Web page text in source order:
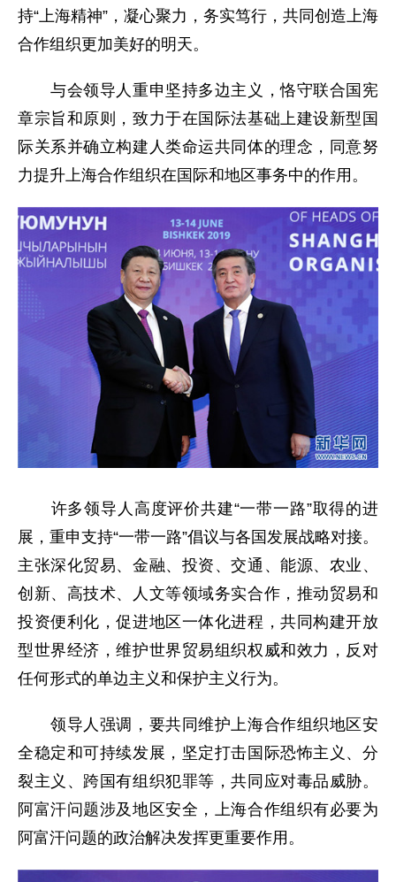
持“上海精神”，凝心聚力，务实笃行，共同创造上海
合作组织更加美好的明天。
与会领导人重申坚持多边主义，恪守联合国宪
章宗旨和原则，致力于在国际法基础上建设新型国
际关系并确立构建人类命运共同体的理念，同意努
力提升上海合作组织在国际和地区事务中的作用。
许多领导人高度评价共建“一带一路”取得的进
展，重申支持“一带一路”倡议与各国发展战略对接。
主张深化贸易、金融、投资、交通、能源、农业、
创新、高技术、人文等领域务实合作，推动贸易和
投资便利化，促进地区一体化进程，共同构建开放
型世界经济，维护世界贸易组织权威和效力，反对
任何形式的单边主义和保护主义行为。
领导人强调，要共同维护上海合作组织地区安
全稳定和可持续发展，坚定打击国际恐怖主义、分
裂主义、跨国有组织犯罪等，共同应对毒品威胁。
阿富汗问题涉及地区安全，上海合作组织有必要为
阿富汗问题的政治解决发挥更重要作用。